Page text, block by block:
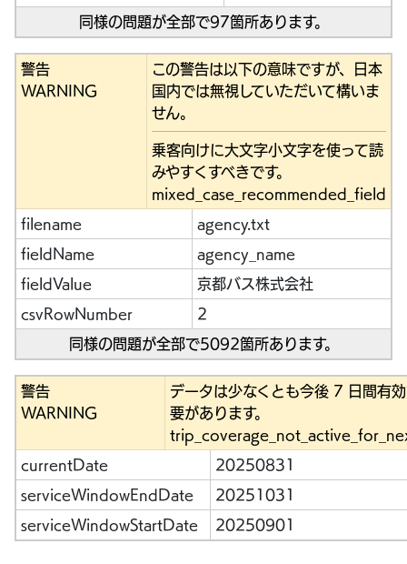
同様の問題が全部で97箇所あります。
警告
WARNING
この警告は以下の意味ですが、日本
国内では無視していただいて構いま
せん。
乗客向けに大文字小文字を使って読
みやすくすべきです。
mixed_case_recommended_field
filename agency.txt
fieldName agency_name
fieldValue 京都バス株式会社
csvRowNumber 2
同様の問題が全部で5092箇所あります。
警告
WARNING
データは少なくとも今後 7 日間有
要があります。
currentDate 20250831
serviceWindowEndDate 20251031
serviceWindowStartDate 20250901